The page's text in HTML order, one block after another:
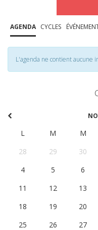
AGENDA CYCLES
L'agenda ne contient aucune
L M M
28
29 30
4
5 6
11
12 13
18
19 20
25
26 27